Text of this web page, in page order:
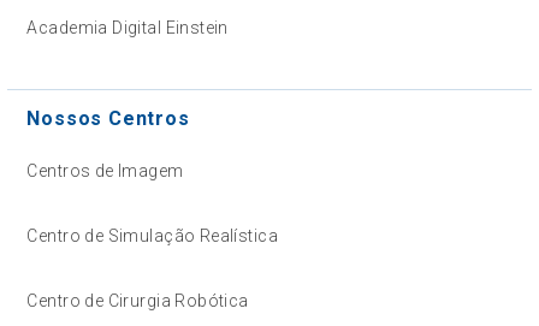
Academia Digital Einstein
Nossos Centros
Centros de Imagem
Centro de Simulação Realística
Centro de Cirurgia Robótica